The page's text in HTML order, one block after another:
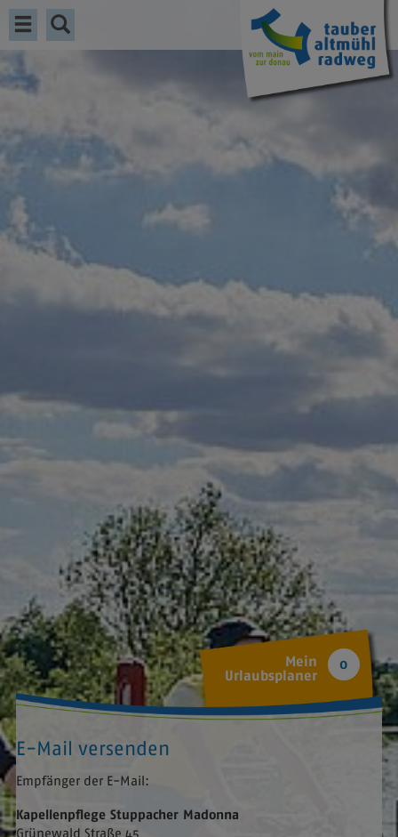
Mein
Urlaubsplaner
0
E-Mail versenden
Empfänger der E-Mail:
Kapellenpflege Stuppacher Madonna
Grünewald Straße 45